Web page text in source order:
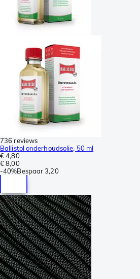
736 reviews
Ballistol onderhoudsolie, 50 ml
€ 4,80
€ 8,00
-40%Bespaar 3,20